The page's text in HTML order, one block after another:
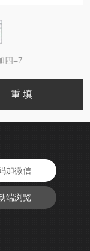
四=7
加微信
端浏览